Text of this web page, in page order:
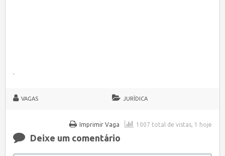
.
VAGAS JURÍDICA
1007 total de vistas, 1 hoje
Imprimir Vaga
Deixe um comentário